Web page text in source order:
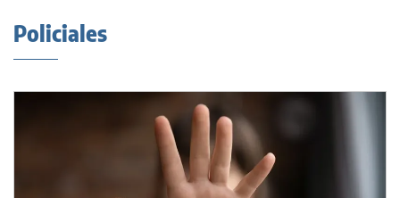
Policiales